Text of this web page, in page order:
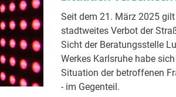
Seit dem 21. März 2025
stadtweites Verbot der
Sicht der Beratungsstelle
Werkes Karlsruhe habe
Situation der betroffenen
- im Gegenteil.